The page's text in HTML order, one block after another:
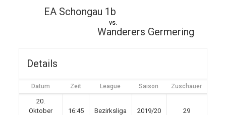
EA Schongau 1b
vs.
Wanderers Germering
Details
Datum Zeit League Saison Zuschauer
20.
Oktober
16:45 Bezirksliga 2019/20 29